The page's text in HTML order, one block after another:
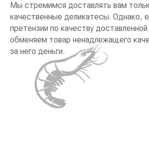
Мы стремимся доставлять вам
качественные деликатесы. Однако,
претензии по качеству
обменяем товар ненадлежащего
за него деньги.